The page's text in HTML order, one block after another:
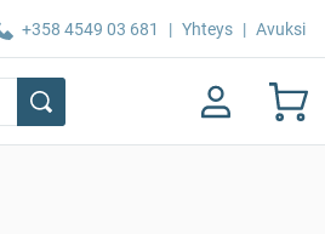
+358 4549 03 681 | Yhteys | Avuksi